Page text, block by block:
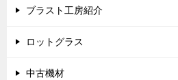
ブラスト工房紹介
ロットグラス
中古機材